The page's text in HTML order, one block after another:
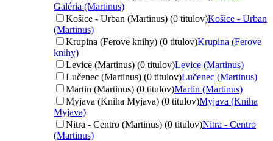
Galéria (Martinus)
Košice - Urban (Martinus) (0 titulov)Košice - Urban
(Martinus)
Krupina (Ferove knihy) (0 titulov)Krupina (Ferove
knihy)
Levice (Martinus) (0 titulov)Levice (Martinus)
Lučenec (Martinus) (0 titulov)Lučenec (Martinus)
Martin (Martinus) (0 titulov)Martin (Martinus)
Myjava (Kniha Myjava) (0 titulov)Myjava (Kniha
Myjava)
Nitra - Centro (Martinus) (0 titulov)Nitra - Centro
(Martinus)